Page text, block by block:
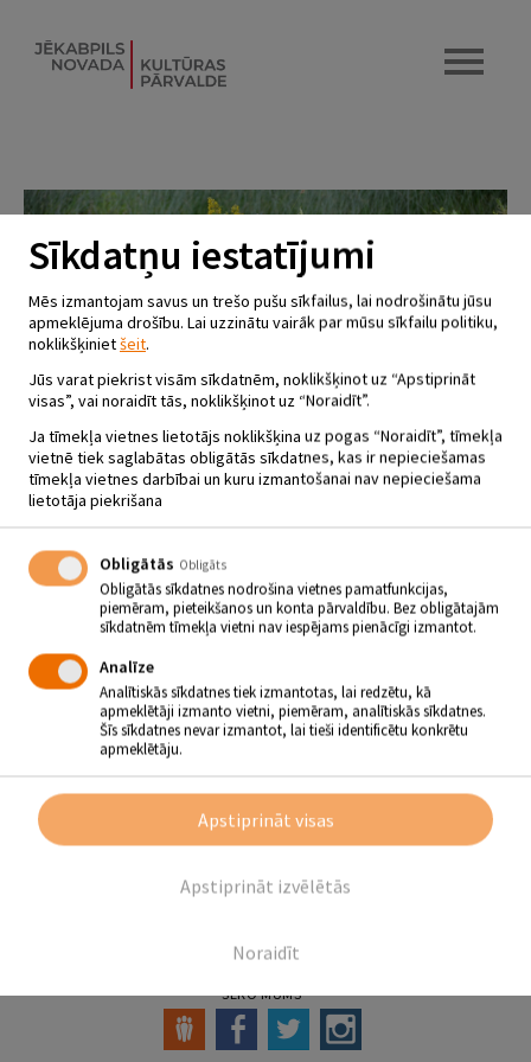
ZĀĻU DIENA
22.06.2017 | plkst.10.00 - 13.00
Zāļu dienā, 22.jūnijā, no plkst. 10.00 līdz plkst. 13.00
svētkus ielīgosim dažādās Jēkabpils vietās – norisināsies
akcija “Zāļu diena ienāk pilsētā”.Kopā ar kapelas
“Kreicburgas ziķeri”, folkloras kopas “Rati” un kora “Atvasara”
dalībniekiem līgosim, dziedāsim un rotāsim.
Tiekamies:
plkst. 10.00 ziedu tirdziņā pie tilta Krustpils pusē,
plkst. 11.00 pie Jēkabpils domes,
SEKO MUMS
Sīkdatņu iestatījumi
Mēs izmantojam savus un trešo pušu sīkfailus, lai nodrošinātu jūsu
apmeklējuma drošību. Lai uzzinātu vairāk par mūsu sīkfailu politiku,
noklikšķinietšeit.
Jūs varat piekrist visām sīkdatnēm, noklikšķinot uz “Apstiprināt
visas”, vai noraidīt tās, noklikšķinot uz “Noraidīt”.
Ja tīmekļa vietnes lietotājs noklikšķina uz pogas “Noraidīt”, tīmekļa
vietnē tiek saglabātas obligātās sīkdatnes, kas ir nepieciešamas
tīmekļa vietnes darbībai un kuru izmantošanai nav nepieciešama
lietotāja piekrišana
Obligātās Obligāts
Obligātās sīkdatnes nodrošina vietnes pamatfunkcijas,
piemēram, pieteikšanos un konta pārvaldību. Bez obligātajām
sīkdatnēm tīmekļa vietni nav iespējams pienācīgi izmantot.
Analīze
Analītiskās sīkdatnes tiek izmantotas, lai redzētu, kā
apmeklētāji izmanto vietni, piemēram, analītiskās sīkdatnes.
Šīs sīkdatnes nevar izmantot, lai tieši identificētu konkrētu
apmeklētāju.
Noraidīt
Apstiprināt izvēlētās
Apstiprināt visas